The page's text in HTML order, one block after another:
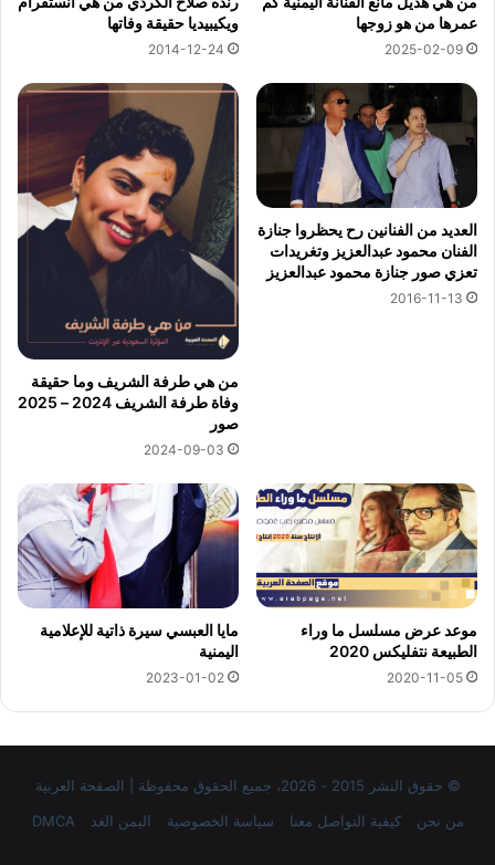
عمرها من هو زوجها
2025-02-09
ويكيبيديا حقيقة وفاتها
2014-12-24
العديد من الفنانين رح يحظروا جنازة
الفنان محمود عبدالعزيز وتغريدات
تعزي صور جنازة محمود عبدالعزيز
2016-11-13
من هي طرفة الشريف وما حقيقة
وفاة طرفة الشريف 2024 – 2025
صور
2024-09-03
موعد عرض مسلسل ما وراء
الطبيعة نتفليكس 2020
2020-11-05
مايا العبسي سيرة ذاتية للإعلامية
اليمنية
2023-01-02
© حقوق النشر 2015 - 2026، جميع الحقوق محفوظة | الصفحة العربية
من نحن
كيفية التواصل معنا سياسة الخصوصية اليمن الغد DMCA